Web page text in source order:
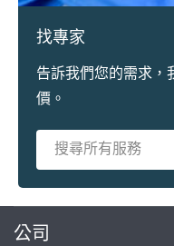
找專家
告訴我們您的需求，
價。
公司繼續完成